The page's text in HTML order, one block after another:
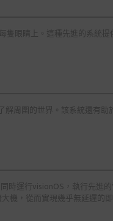
眼睛上。這種先進的系統
周圍的世界。該系統還有
時運行visionOS，執行先
機，從而實現幾乎無延遲的即